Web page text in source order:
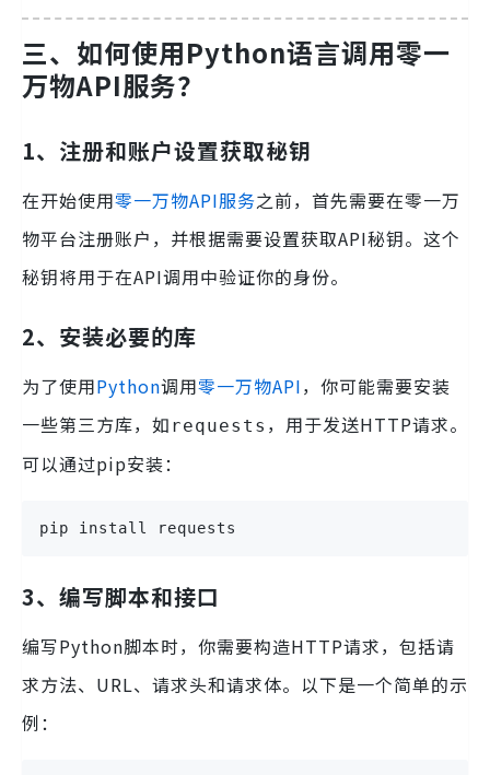
三、如何使用Python语言调用零一
万物API服务？
1、注册和账户设置获取秘钥
在开始使用零一万物API服务之前，首先需要在零一万
物平台注册账户，并根据需要设置获取API秘钥。这个
秘钥将用于在API调用中验证你的身份。
2、安装必要的库
为了使用Python调用零一万物API，你可能需要安装
一些第三方库，如 requests ，用于发送HTTP请求。
可以通过pip安装：
pip install requests
3、编写脚本和接口
编写Python脚本时，你需要构造HTTP请求，包括请
求方法、URL、请求头和请求体。以下是一个简单的示
例：